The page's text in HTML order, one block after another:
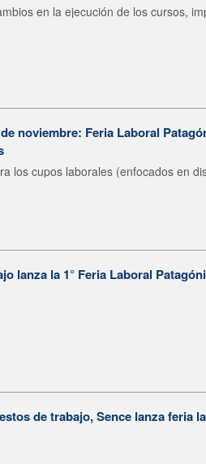
en la ejecución de los cursos,
noviembre: Feria Laboral
los cupos laborales (enfocados en
lanza la 1° Feria Laboral
de trabajo, Sence lanza feria